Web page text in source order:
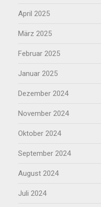
April 2025
März 2025
Februar 2025
Januar 2025
Dezember 2024
November 2024
Oktober 2024
September 2024
August 2024
Juli 2024